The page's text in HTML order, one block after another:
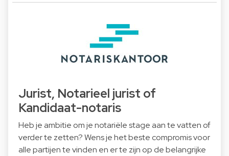
Jurist, Notarieel jurist of
Kandidaat-notaris
Heb je ambitie om je notariële stage aan te vatten of
verder te zetten? Wens je het beste compromis voor
alle partijen te vinden en er te zijn op de belangrijke